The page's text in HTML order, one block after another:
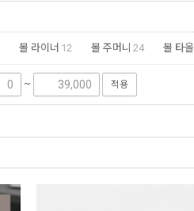
볼 라이너 12 볼 주머니 24 볼 타올
기타 31
~ 적용